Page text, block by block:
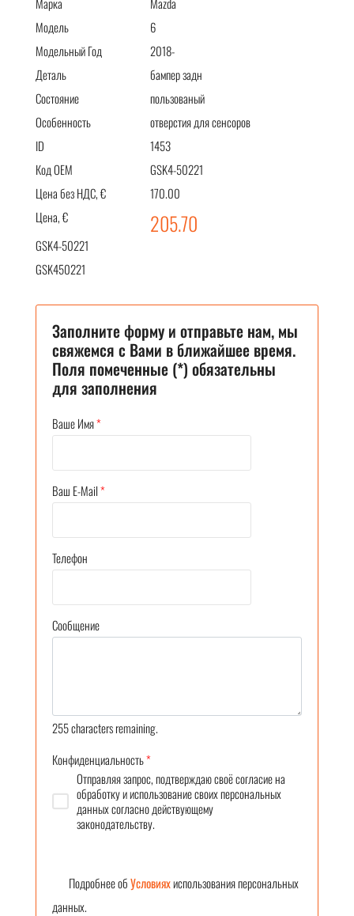
Модель
6
Модельный Год
2018-
Деталь
бампер задн
Состояние
пользованый
Особенность
отверстия для сенсоров
ID
1453
Код OEM
GSK4-50221
Цена без НДС, €
170.00
Цена, €
205.70
GSK4-50221
GSK450221
Заполните форму и отправьте нам, мы
свяжемся с Вами в ближайшее время.
Поля помеченные (*) обязательны
для заполнения
Ваше Имя*
Ваш E-Mail*
Телефон
Сообщение
255characters remaining.
Конфиденциальность*
Отправляя запрос, подтверждаю своё согласие на
обработку и использование своих персональных
данных согласно действующему
законодательству.
Подробнее обУсловияхиспользования персональных
данных.